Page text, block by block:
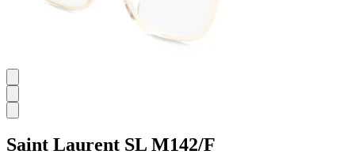
Saint Laurent SL M142/F